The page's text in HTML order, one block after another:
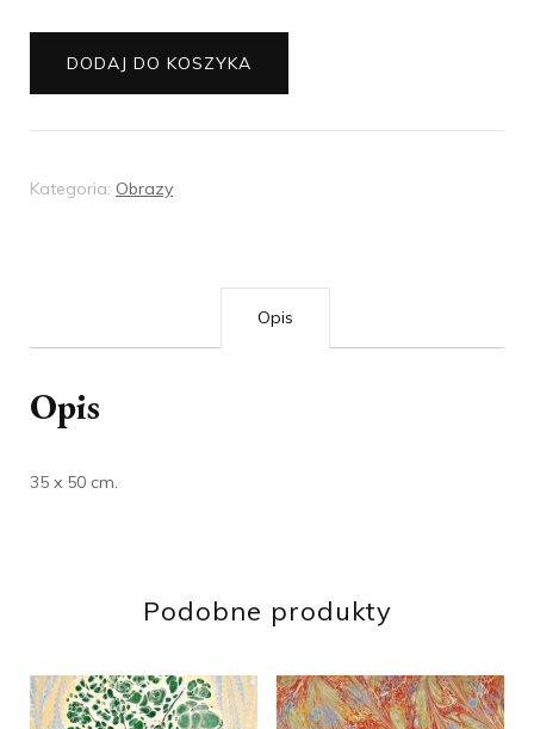
ilość
ObrazDODAJ DO KOSZYKA
Kategoria: Obrazy
Opis
Opis
35 x 50 cm.
Podobne produkty